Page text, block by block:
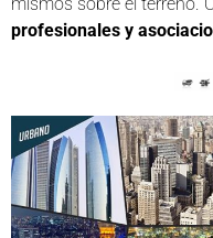
profesionales y